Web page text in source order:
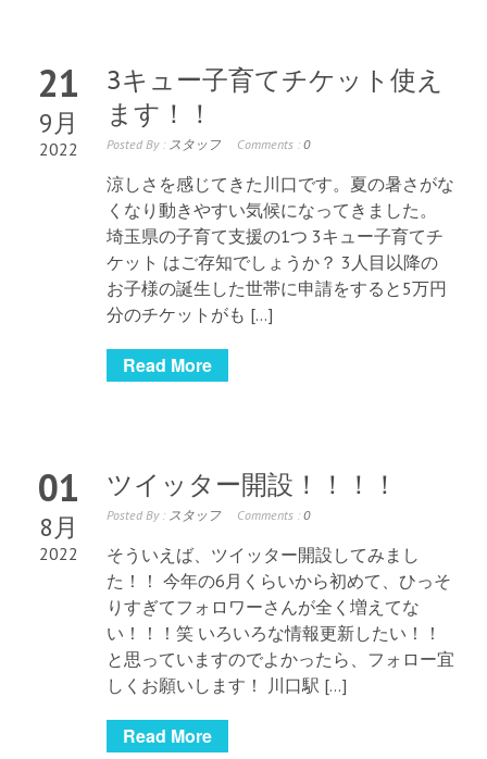
21
9月
2022
3キュー子育てチケット使え
ます！！
Posted By : スタッフ Comments : 0
涼しさを感じてきた川口です。夏の暑さがな
くなり動きやすい気候になってきました。
埼玉県の子育て支援の1つ 3キュー子育てチ
ケット はご存知でしょうか？ 3人目以降の
お子様の誕生した世帯に申請をすると5万円
分のチケットがも […]
Read More
01
8月
2022
ツイッター開設！！！！
Posted By : スタッフ Comments : 0
そういえば、ツイッター開設してみまし
た！！ 今年の6月くらいから初めて、ひっそ
りすぎてフォロワーさんが全く増えてな
い！！！笑 いろいろな情報更新したい！！
と思っていますのでよかったら、フォロー宜
しくお願いします！ 川口駅 […]
Read More